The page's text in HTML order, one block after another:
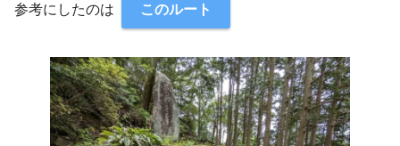
参考にしたのは このルート